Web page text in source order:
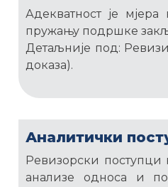
Адекватност је мјера
пружању подршке
Детаљније под:
доказа).
Аналитички
Ревизорски поступци
анализе односа и